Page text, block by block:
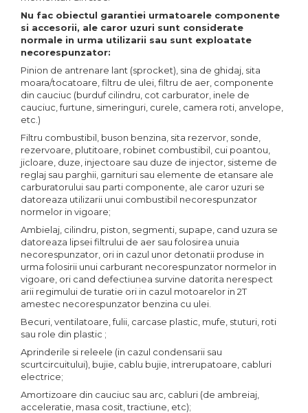
Nu fac obiectul garantiei urmatoarele componente
si accesorii, ale caror uzuri sunt considerate
normale in urma utilizarii sau sunt exploatate
necorespunzator:
Pinion de antrenare lant (sprocket), sina de ghidaj, sita
moara/tocatoare, filtru de ulei, filtru de aer, componente
din cauciuc (burduf cilindru, cot carburator, inele de
cauciuc, furtune, simeringuri, curele, camera roti, anvelope,
etc.)
Filtru combustibil, buson benzina, sita rezervor, sonde,
rezervoare, plutitoare, robinet combustibil, cui poantou,
jicloare, duze, injectoare sau duze de injector, sisteme de
reglaj sau parghii, garnituri sau elemente de etansare ale
carburatorului sau parti componente, ale caror uzuri se
datoreaza utilizarii unui combustibil necorespunzator
normelor in vigoare;
Ambielaj, cilindru, piston, segmenti, supape, cand uzura se
datoreaza lipsei filtrului de aer sau folosirea unuia
necorespunzator, ori in cazul unor detonatii produse in
urma folosirii unui carburant necorespunzator normelor in
vigoare, ori cand defectiunea survine datorita nerespect
arii regimului de turatie ori in cazul motoarelor in 2T
amestec necorespunzator benzina cu ulei.
Becuri, ventilatoare, fulii, carcase plastic, mufe, stuturi, roti
sau role din plastic ;
Aprinderile si releele (in cazul condensarii sau
scurtcircuitului), bujie, cablu bujie, intrerupatoare, cabluri
electrice;
Amortizoare din cauciuc sau arc, cabluri (de ambreiaj,
acceleratie, masa cosit, tractiune, etc);